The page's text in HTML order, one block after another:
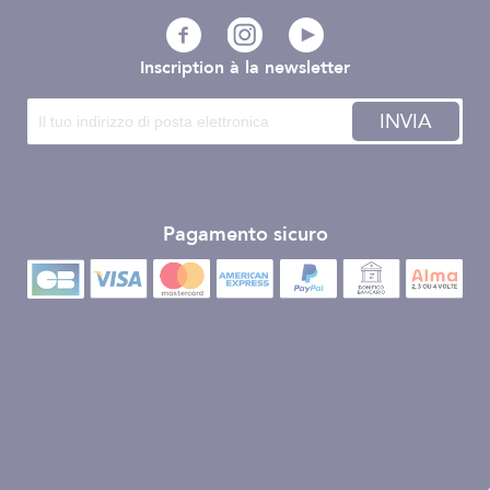
Inscription à la newsletter
INVIA
Pagamento sicuro